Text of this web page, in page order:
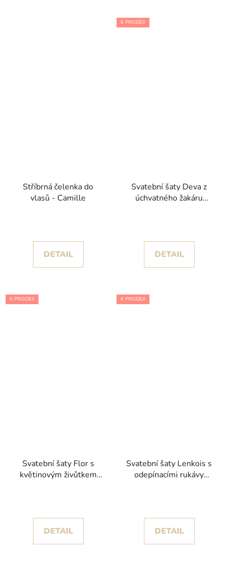
Stříbrná čelenka do
vlasů - Camille
DETAIL
K PRODEJI
Svatební šaty Deva z
úchvatného žakáru
DETAIL
K PRODEJI
Svatební šaty Flor s
květinovým živůtkem
DETAIL
K PRODEJI
Svatební šaty Lenkois s
odepínacími rukávy
DETAIL